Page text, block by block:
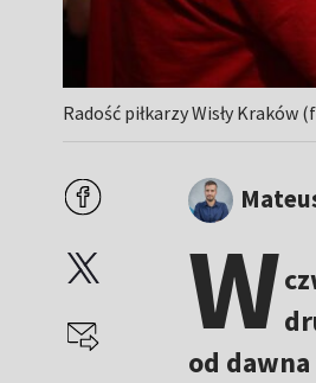
Radość piłkarzy Wisły Kraków
W
od